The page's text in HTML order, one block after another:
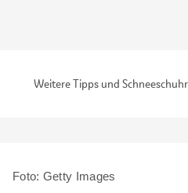
Weitere Tipps und
Foto: Getty Images